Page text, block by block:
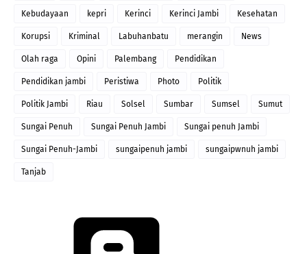
Kebudayaan kepri Kerinci Kerinci Jambi Kesehatan
Korupsi Kriminal Labuhanbatu merangin News
Olah raga Opini Palembang Pendidikan
Pendidikan jambi Peristiwa Photo Politik
Politik Jambi Riau Solsel Sumbar Sumsel Sumut
Sungai Penuh Sungai Penuh Jambi Sungai penuh Jambi
Sungai Penuh-Jambi sungaipenuh jambi sungaipwnuh jambi
Tanjab